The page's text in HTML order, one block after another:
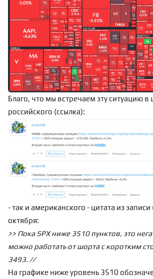
Благо, что мы встречаем эту ситуацию в
российского (ссылка):
- так и американского - цитата из записи
октября:
>> Пока SPX ниже 3510 пунктов, это
можно работать от шорта с коротким
3493. //
На графике ниже уровень 3510